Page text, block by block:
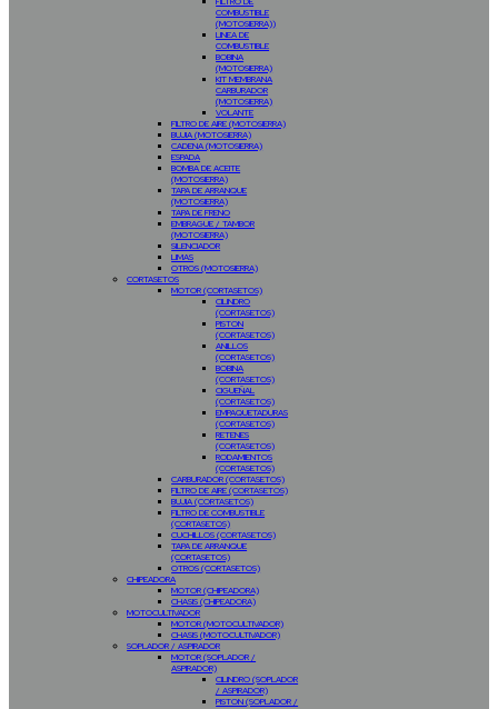
COMBUSTIBLE
(MOTOSIERRA))
LINEA DE
COMBUSTIBLE
BOBINA
(MOTOSIERRA)
KIT MEMBRANA
CARBURADOR
(MOTOSIERRA)
VOLANTE
FILTRO DE AIRE (MOTOSIERRA)
BUJIA (MOTOSIERRA)
CADENA (MOTOSIERRA)
ESPADA
BOMBA DE ACEITE
(MOTOSIERRA)
TAPA DE ARRANQUE
(MOTOSIERRA)
TAPA DE FRENO
EMBRAGUE / TAMBOR
(MOTOSIERRA)
SILENCIADOR
LIMAS
OTROS (MOTOSIERRA)
CORTASETOS
MOTOR (CORTASETOS)
CILINDRO
(CORTASETOS)
PISTON
(CORTASETOS)
ANILLOS
(CORTASETOS)
BOBINA
(CORTASETOS)
CIGUEÑAL
(CORTASETOS)
EMPAQUETADURAS
(CORTASETOS)
RETENES
(CORTASETOS)
RODAMIENTOS
(CORTASETOS)
CARBURADOR (CORTASETOS)
FILTRO DE AIRE (CORTASETOS)
BUJIA (CORTASETOS)
FILTRO DE COMBUSTIBLE
(CORTASETOS)
CUCHILLOS (CORTASETOS)
TAPA DE ARRANQUE
(CORTASETOS)
OTROS (CORTASETOS)
CHIPEADORA
MOTOR (CHIPEADORA)
CHASIS (CHIPEADORA)
MOTOCULTIVADOR
MOTOR (MOTOCULTIVADOR)
CHASIS (MOTOCULTIVADOR)
SOPLADOR / ASPIRADOR
MOTOR (SOPLADOR /
ASPIRADOR)
CILINDRO (SOPLADOR
/ ASPIRADOR)
PISTON (SOPLADOR /